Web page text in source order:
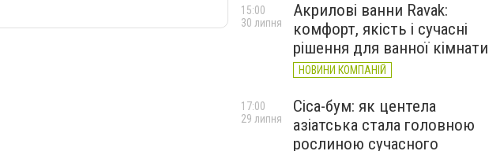
Акрилові ванни Ravak:
комфорт, якість і сучасні
рішення для ванної кімнати
НОВИНИ КОМПАНІЙ
15:00
30 липня
Cica-бум: як центела
азіатська стала головною
рослиною сучасного
17:00
29 липня